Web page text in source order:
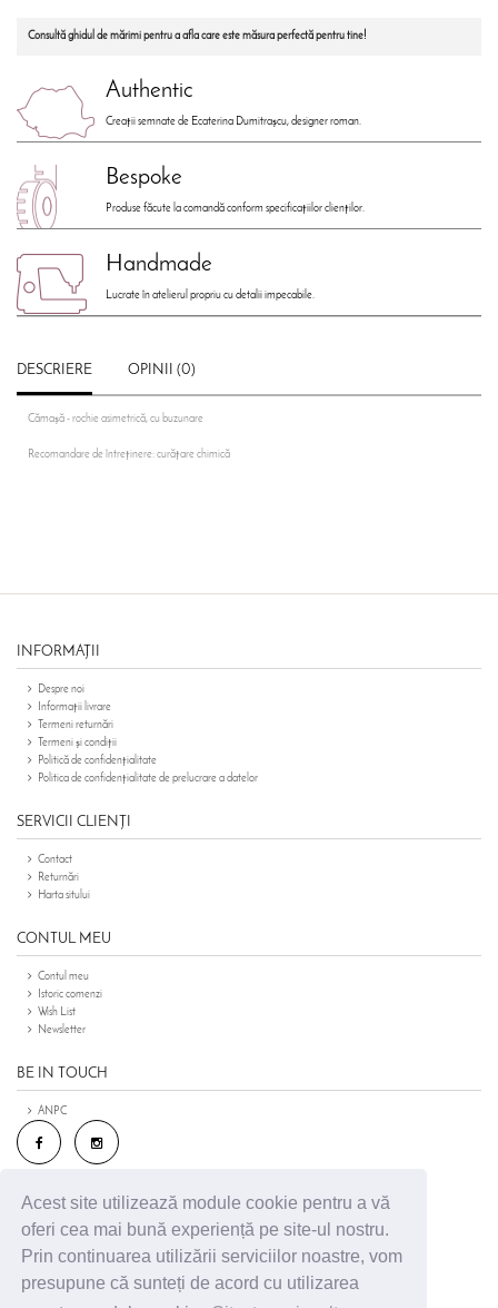
Acest site utilizează module cookie pentru a vă
oferi cea mai bună experiență pe site-ul nostru.
Prin continuarea utilizării serviciilor noastre, vom
presupune că sunteți de acord cu utilizarea
Consultă ghidul de mărimi pentru a afla care este măsura perfectă pentru tine!
Authentic
Creații semnate de Ecaterina Dumitrașcu, designer roman.
Bespoke
Produse făcute la comandă conform specificațiilor clienților.
Handmade
Lucrate în atelierul propriu cu detalii impecabile.
DESCRIERE OPINII (0)
Cămașă - rochie asimetrică, cu buzunare
Recomandare de întreținere: curățare chimică
INFORMAŢII
Despre noi
Informații livrare
Termeni returnări
Termeni și condiții
Politică de confidențialitate
Politica de confidențialitate de prelucrare a datelor
SERVICII CLIENŢI
Contact
Returnări
Harta sitului
CONTUL MEU
Contul meu
Istoric comenzi
Wish List
Newsletter
BE IN TOUCH
ANPC